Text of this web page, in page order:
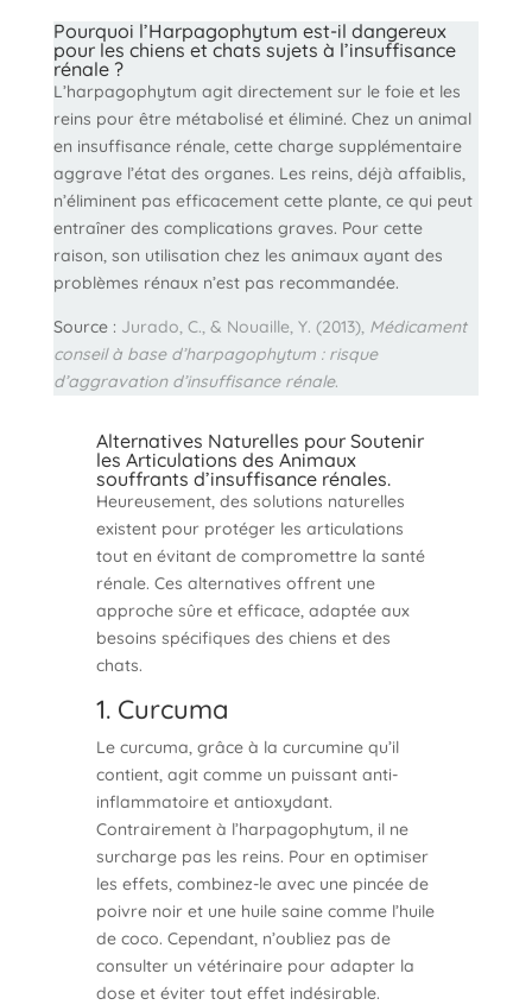
Pourquoi l’Harpagophytum est-il dangereux
pour les chiens et chats sujets à l’insuffisance
rénale ?
L’harpagophytum agit directement sur le foie et les
reins pour être métabolisé et éliminé. Chez un animal
en insuffisance rénale, cette charge supplémentaire
aggrave l’état des organes. Les reins, déjà affaiblis,
n’éliminent pas efficacement cette plante, ce qui peut
entraîner des complications graves. Pour cette
raison, son utilisation chez les animaux ayant des
problèmes rénaux n’est pas recommandée.
Source : Jurado, C., & Nouaille, Y. (2013), Médicament
conseil à base d’harpagophytum : risque
d’aggravation d’insuffisance rénale.
Alternatives Naturelles pour Soutenir
les Articulations des Animaux
souffrants d’insuffisance rénales.
Heureusement, des solutions naturelles
existent pour protéger les articulations
tout en évitant de compromettre la santé
rénale. Ces alternatives offrent une
approche sûre et efficace, adaptée aux
besoins spécifiques des chiens et des
chats.
1. Curcuma
Le curcuma, grâce à la curcumine qu’il
contient, agit comme un puissant anti-
inflammatoire et antioxydant.
Contrairement à l’harpagophytum, il ne
surcharge pas les reins. Pour en optimiser
les effets, combinez-le avec une pincée de
poivre noir et une huile saine comme l’huile
de coco. Cependant, n’oubliez pas de
consulter un vétérinaire pour adapter la
dose et éviter tout effet indésirable.